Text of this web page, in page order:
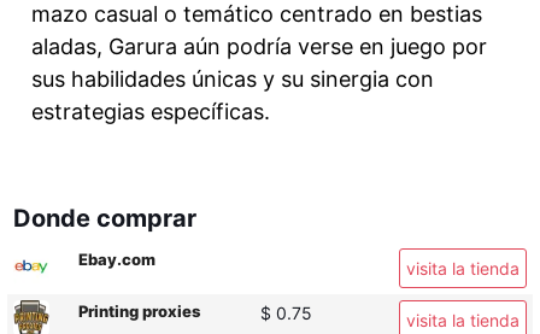
mazo casual o temático centrado en bestias
aladas, Garura aún podría verse en juego por
sus habilidades únicas y su sinergia con
estrategias específicas.
Donde comprar
Ebay.com visita la tienda
Printing proxies $ 0.75
visita la tienda